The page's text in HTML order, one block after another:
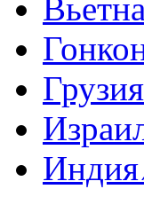
Индия